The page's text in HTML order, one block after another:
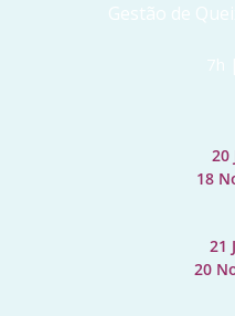
Gestão de
7h
20
18
21
20